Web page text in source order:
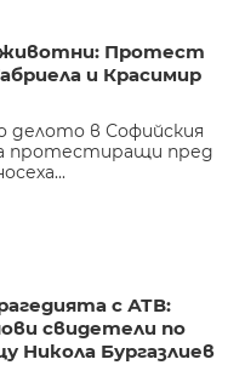
Протест
и Красимир
делото в Софийския
протестиращи пред
с АТВ:
свидетели по
Никола Бургазлиев